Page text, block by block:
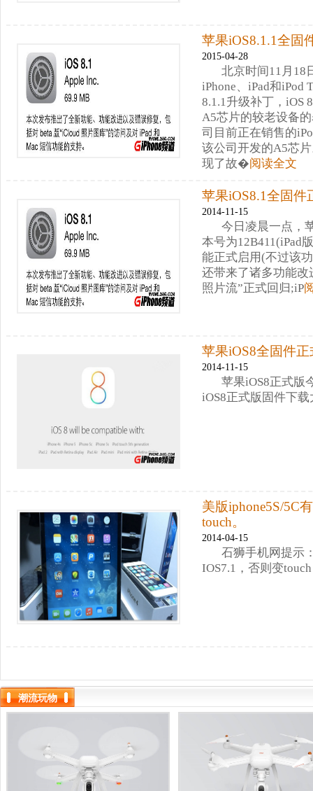
苹果iOS8.1.1全固
2015-04-28
北京时间11月18
iPhone、iPad和iPod
8.1.1升级补丁，iOS
A5芯片的较老设备
司目前正在销售的
该公司开发的A5芯
现了故�阅读全文
苹果iOS8.1全固件
2014-11-15
今日凌晨一点，
本号为12B411(iPad
能正式启用(不过
还带来了诸多功能改
照片流”正式回归;iP
苹果iOS8全固件
2014-11-15
苹果iOS8正式版
iOS8正式版固件下
美版iphone5S/5C
touch。
2014-04-15
石狮手机网提示
IOS7.1，否则变
潮流玩物